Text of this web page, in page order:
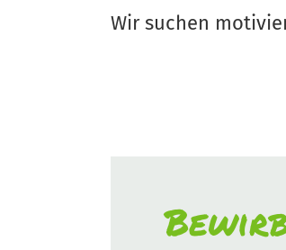
Wir suchen